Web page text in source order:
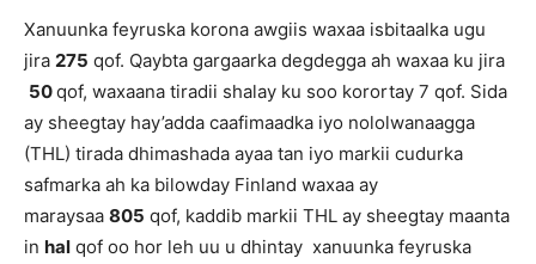
Xanuunka feyruska korona awgiis waxaa isbitaalka ugu
jira 275 qof. Qaybta gargaarka degdegga ah waxaa ku jira
50qof, waxaana tiradii shalay ku soo korortay 7 qof. Sida
ay sheegtay hay’adda caafimaadka iyo nololwanaagga
(THL) tirada dhimashada ayaa tan iyo markii cudurka
safmarka ah ka bilowday Finland waxaa ay
maraysaa 805 qof, kaddib markii THL ay sheegtay maanta
in hal qof oo hor leh uu u dhintay xanuunka feyruska